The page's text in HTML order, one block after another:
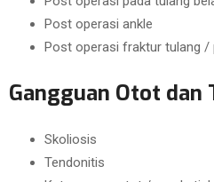
Post operasi ankle
Post operasi fraktur tulang /
Gangguan Otot dan
Skoliosis
Tendonitis